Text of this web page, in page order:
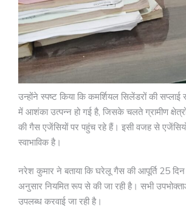
उन्होंने स्पष्ट किया कि कमर्शियल सिलेंडरों की
में आशंका उत्पन्न हो गई है, जिसके चलते ग्रामीण
की गैस एजेंसियों पर पहुंच रहे हैं। इसी वजह से
स्वाभाविक है।
नरेश कुमार ने बताया कि घरेलू गैस की आपूर्ति 25 दिन
अनुसार नियमित रूप से की जा रही है। सभी
उपलब्ध करवाई जा रही है।